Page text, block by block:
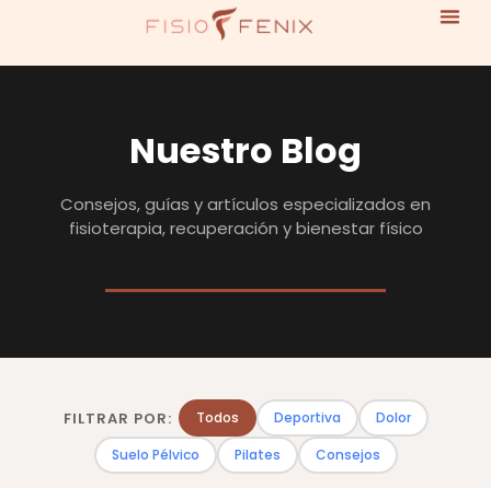
Nuestro Blog
Consejos, guías y artículos especializados en
fisioterapia, recuperación y bienestar físico
FILTRAR POR: Todos Deportiva
Dolor
Suelo Pélvico
Pilates Consejos